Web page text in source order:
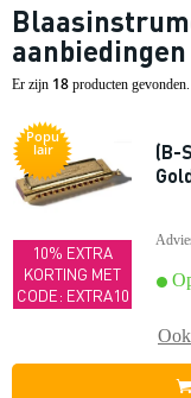
aanbiedingen
Er zijn 18 producten gevonden.
Popu
lair
10% EXTRA
KORTING MET
CODE: EXTRA10
(B-